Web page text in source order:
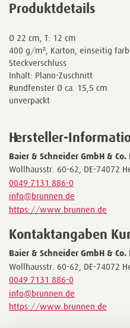
Produktdetails
Ø 22 cm, T: 12 cm
400 g/m², Karton, einseitig
Steckverschluss
Inhalt: Plano-Zuschnitt
Rundfenster Ø ca. 15,5 cm
unverpackt
Hersteller-
Baier & Schneider GmbH & Co.
Wollhausstr. 60-62, DE-74072
0049 7131 886-0
info@brunnen.de
https://www.brunnen.de
Kontaktangaben
Baier & Schneider GmbH & Co.
Wollhausstr. 60-62, DE-74072
0049 7131 886-0
info@brunnen.de
https://www.brunnen.de